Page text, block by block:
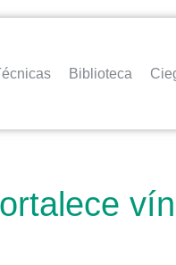
Biblioteca